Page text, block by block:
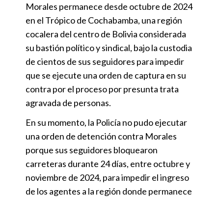
Morales permanece desde octubre de 2024
en el Trópico de Cochabamba, una región
cocalera del centro de Bolivia considerada
su bastión político y sindical, bajo la custodia
de cientos de sus seguidores para impedir
que se ejecute una orden de captura en su
contra por el proceso por presunta trata
agravada de personas.
En su momento, la Policía no pudo ejecutar
una orden de detención contra Morales
porque sus seguidores bloquearon
carreteras durante 24 días, entre octubre y
noviembre de 2024, para impedir el ingreso
de los agentes a la región donde permanece